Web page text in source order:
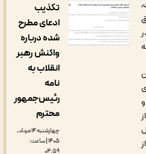
تکذیب
ادعای مطرح
شده درباره
واکنش رهبر
انقلاب به
رئیس‌جمهور
چهارشنبه ۱۴ مرداد,
۱۴۰۵ | ساعت: